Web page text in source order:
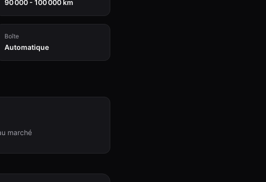
90 000 - 100 000 km
Boîte
Automatique
marché